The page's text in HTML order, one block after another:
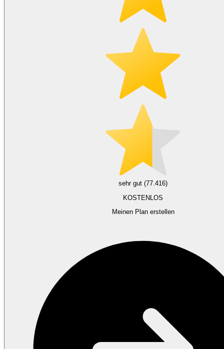
sehr gut (77.416)
KOSTENLOS
Meinen Plan erstellen